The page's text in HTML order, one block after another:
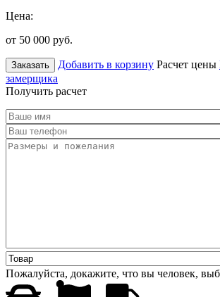
Цена:
от 50 000 руб.
Заказать Добавить в корзину Расчет цены
замерщика
Получить расчет
Пожалуйста, докажите, что вы человек,